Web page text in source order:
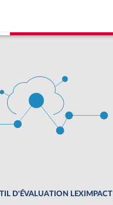
D'ÉVALUATION LEXIMPACT